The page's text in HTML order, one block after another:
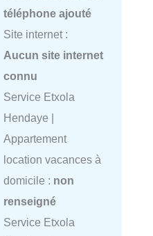
téléphone ajouté
Site internet :
Aucun site internet
connu
Service Etxola
Hendaye |
Appartement
location vacances à
domicile : non
renseigné
Service Etxola